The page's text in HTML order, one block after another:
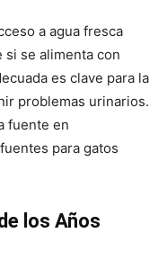
a agua fresca
se alimenta con
es clave para la
problemas urinarios.
fuente en
para gatos
los Años